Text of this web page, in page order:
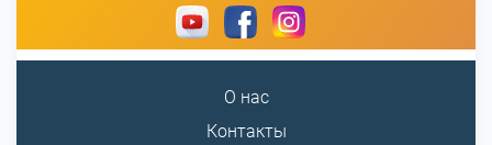
О нас
Контакты